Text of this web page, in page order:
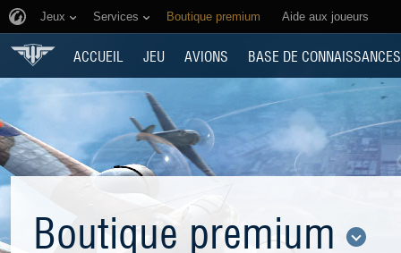
Jeux Services Boutique premium Aide aux joueurs
ACCUEIL JEU AVIONS BASE DE CONNAISSANCES
Boutique premium